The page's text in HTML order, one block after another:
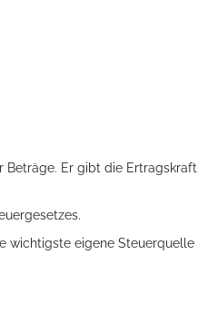
Beträge. Er gibt die Ertragskraft
wichtigste eigene Steuerquelle